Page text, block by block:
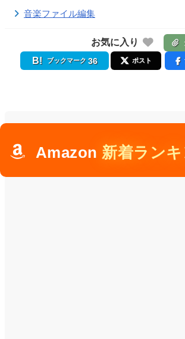
音楽ファイル編集
お気に入り
ブックマーク 36 ポスト
Amazon 新着ラン